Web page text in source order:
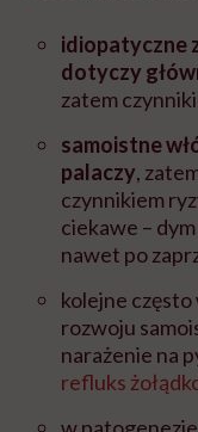
idiopatyczne
dotyczy
zatem
samoistne
palaczy,
czynnikiem
ciekawe –
nawet po
kolejne
rozwoju
narażenie na
refluks